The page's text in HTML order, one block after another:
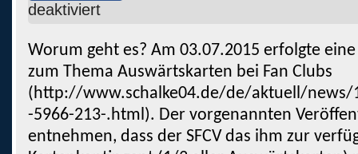
deaktiviert
Worum geht es? Am 03.07.2015 erfolgte
zum Thema Auswärtskarten bei Fan Clubs
(http://www.schalke04.de/de/aktuell/news/
-5966-213-.html). Der vorgenannten
entnehmen, dass der SFCV das ihm zur